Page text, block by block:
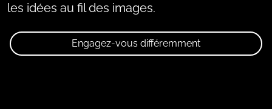
les idées au fil des images.
Engagez-vous différemment